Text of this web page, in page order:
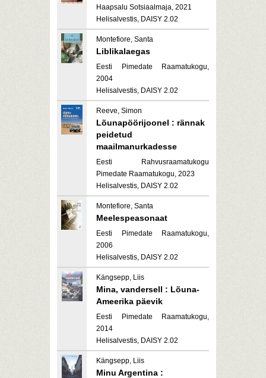
Haapsalu Sotsiaalmaja, 2021
Helisalvestis, DAISY 2.02
Montefiore, Santa
Liblikalaegas
Eesti Pimedate Raamatukogu,
2004
Helisalvestis, DAISY 2.02
Reeve, Simon
Lõunapöörijoonel : rännak
peidetud
maailmanurkadesse
Eesti Rahvusraamatukogu
Pimedate Raamatukogu, 2023
Helisalvestis, DAISY 2.02
Montefiore, Santa
Meelespeasonaat
Eesti Pimedate Raamatukogu,
2006
Helisalvestis, DAISY 2.02
Kängsepp, Liis
Mina, vandersell : Lõuna-
Ameerika päevik
Eesti Pimedate Raamatukogu,
2014
Helisalvestis, DAISY 2.02
Kängsepp, Liis
Minu Argentina :